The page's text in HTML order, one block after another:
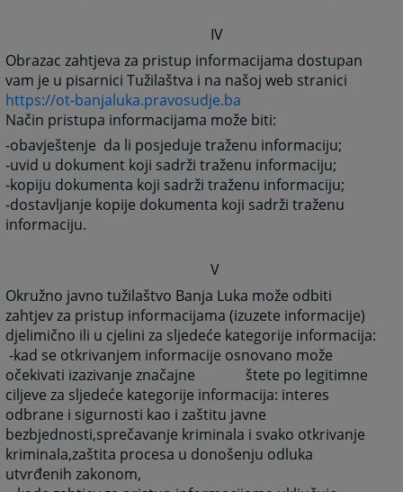
IV
Obrazac zahtjeva za pristup informacijama dostupan
vam je u pisarnici Tužilaštva i na našoj web stranici
https://ot-banjaluka.pravosudje.ba
Način pristupa informacijama može biti:
-obavještenje da li posjeduje traženu informaciju;
-uvid u dokument koji sadrži traženu informaciju;
-kopiju dokumenta koji sadrži traženu informaciju;
-dostavljanje kopije dokumenta koji sadrži traženu
informaciju.
V
Okružno javno tužilaštvo Banja Luka može odbiti
zahtjev za pristup informacijama (izuzete informacije)
djelimično ili u cjelini za sljedeće kategorije informacija:
-kad se otkrivanjem informacije osnovano može
očekivati izazivanje značajne štete po legitimne
ciljeve za sljedeće kategorije informacija: interes
odbrane i sigurnosti kao i zaštitu javne
bezbjednosti,sprečavanje kriminala i svako otkrivanje
kriminala,zaštita procesa u donošenju odluka
utvrđenih zakonom,